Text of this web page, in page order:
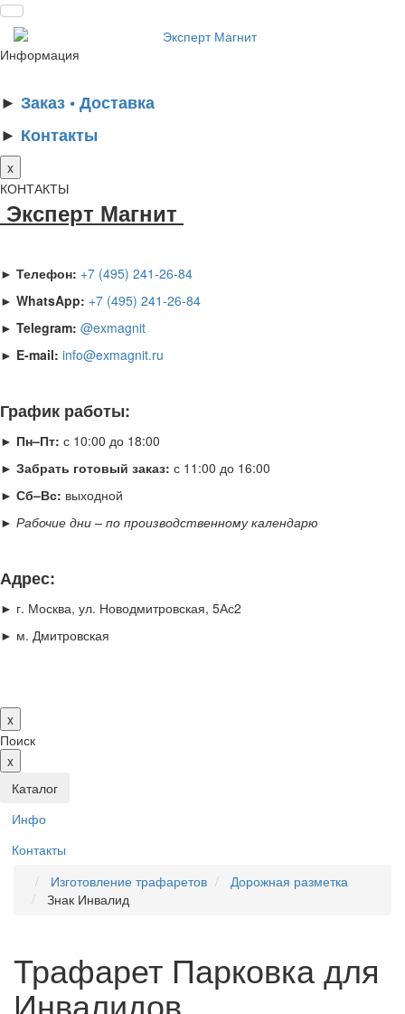
Информация
► Заказ • Доставка
► Контакты
x
КОНТАКТЫ
Эксперт Магнит
► Телефон: +7 (495) 241-26-84
► WhatsApp: +7 (495) 241-26-84
► Telegram: @exmagnit
► E-mail: info@exmagnit.ru
График работы:
► Пн–Пт: с 10:00 до 18:00
► Забрать готовый заказ: с 11:00 до 16:00
► Сб–Вс: выходной
► Рабочие дни – по производственному календарю
Адрес:
► г. Москва, ул. Новодмитровская, 5Ас2
► м. Дмитровская
x
Поиск
x
Каталог
Инфо
Контакты
Изготовление трафаретов
Дорожная разметка
Знак Инвалид
Трафарет Парковка для
Инвалидов